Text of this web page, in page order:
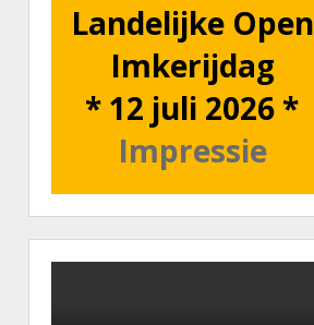
Landelijke Open
Imkerijdag
* 12 juli 2026 *
Impressie